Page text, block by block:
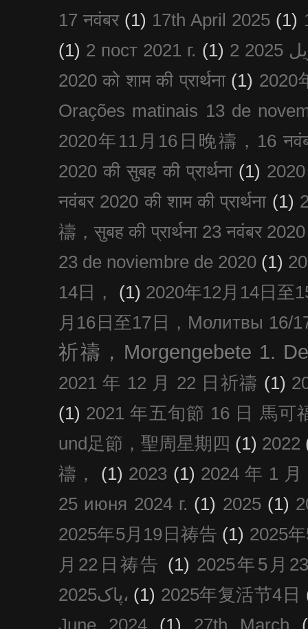
17 नवंबर (1) 17th April 2025 (1)
(1) 2 пост 2021 г. (1)
2020 को शाम की प्रार्थना (1) 2020
Orações matinais 13 de
2020年11月16日晚禱，16
2020 की सुबह की प्रार्थना (1)
नवंबर 2020 की शाम की प्रार्थना (1)
禱，सुबह की प्रार्थना 23 नवंबर 2020
23 de noviembre de 2020 (1)
14日，
(1) 2020年12月14日至
月16日至17日，Молитвы 16/
祈禱，Morgengebete 1.
2021 年 12 月 22 日祈禱 (1)
(1) 2021 年五旬節 16 日 馬可
und足節，聖周星期四 (1) 2022
禱，
(1) 2023 (1) 2024 年 1
25 июня 2024 г. (1) 2025 (1)
2025年5月19日祷告 (1) 2025
月22日祷告 (1) 2025年5月
پاک2025، (1) 2025年复活节4日
June 2024
(1) 27th March